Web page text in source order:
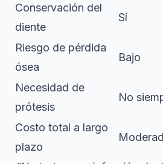
Conservación del
diente
Sí
Riesgo de pérdida
ósea
Bajo
Necesidad de
prótesis
No
Costo total a largo
plazo